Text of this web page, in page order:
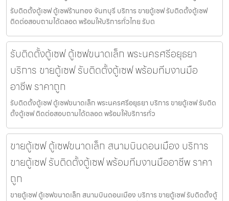
รับติดตั้งตู้เซฟ ตู้เซฟร้านทอง จันทบุรี บริการ ขายตู้เซฟ รับติดตั้งตู้เซฟ
ติดต่อสอบถามได้ตลอด พร้อมให้บริการทั่วไทย รับต
รับติดตั้งตู้เซฟ ตู้เซฟขนาดเล็ก พระนครศรีอยุธยา
บริการ ขายตู้เซฟ รับติดตั้งตู้เซฟ พร้อมทีมงานมือ
อาชีพ ราคาถูก
รับติดตั้งตู้เซฟ ตู้เซฟขนาดเล็ก พระนครศรีอยุธยา บริการ ขายตู้เซฟ รับติด
ตั้งตู้เซฟ ติดต่อสอบถามได้ตลอด พร้อมให้บริการทั่ว
ขายตู้เซฟ ตู้เซฟขนาดเล็ก สนามบินดอนเมือง บริการ
ขายตู้เซฟ รับติดตั้งตู้เซฟ พร้อมทีมงานมืออาชีพ ราคา
ถูก
ขายตู้เซฟ ตู้เซฟขนาดเล็ก สนามบินดอนเมือง บริการ ขายตู้เซฟ รับติดตั้งตู้